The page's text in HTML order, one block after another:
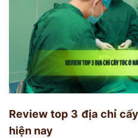
Review top 3 địa chỉ
hiện nay